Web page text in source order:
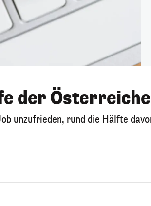
der
unzufrieden, rund die Hälfte